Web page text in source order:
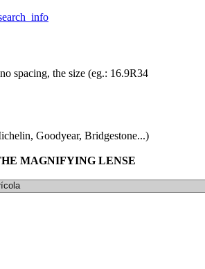
spacing, the size (eg.: 16.9R34
Goodyear, Bridgestone...)
MAGNIFYING LENSE